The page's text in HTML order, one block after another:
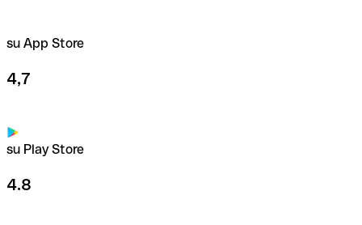
su App Store
4,7
su Play Store
4.8